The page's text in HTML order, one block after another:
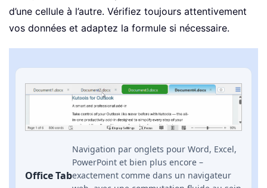
d’une cellule à l’autre. Vérifiez toujours attentivement
vos données et adaptez la formule si nécessaire.
Office Tab
Navigation par onglets pour Word, Excel,
PowerPoint et bien plus encore –
exactement comme dans un navigateur